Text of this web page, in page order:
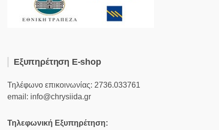
Εξυπηρέτηση E-shop
Τηλέφωνο επικοινωνίας: 2736.033761
email: info@chrysiida.gr
Τηλεφωνική Εξυπηρέτηση: